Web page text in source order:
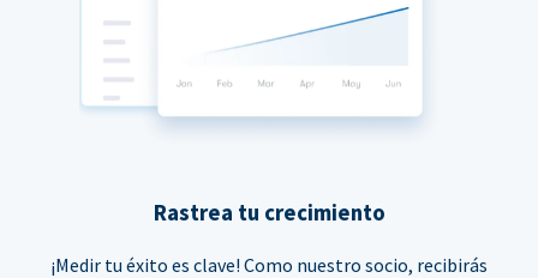
Rastrea tu crecimiento
¡Medir tu éxito es clave! Como nuestro socio, recibirás